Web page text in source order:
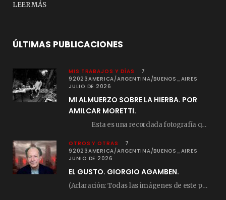
LEER MÁS
ÚLTIMAS PUBLICACIONES
MIS TRABAJOS Y DÍAS
7
92023AMERICA/ARGENTINA/BUENOS_AIRES
JULIO DE 2026
MI ALMUERZO SOBRE LA HIERBA. POR
AMILCAR MORETTI.
Esta es una recordada fotografía que registré…
OTROS Y OTRAS
7
92023AMERICA/ARGENTINA/BUENOS_AIRES
JUNIO DE 2026
EL GUSTO. GIORGIO AGAMBEN.
(Aclaración: Todas las imágenes de este posteo fueron tomadas de Bloghemia.com, y todos los…